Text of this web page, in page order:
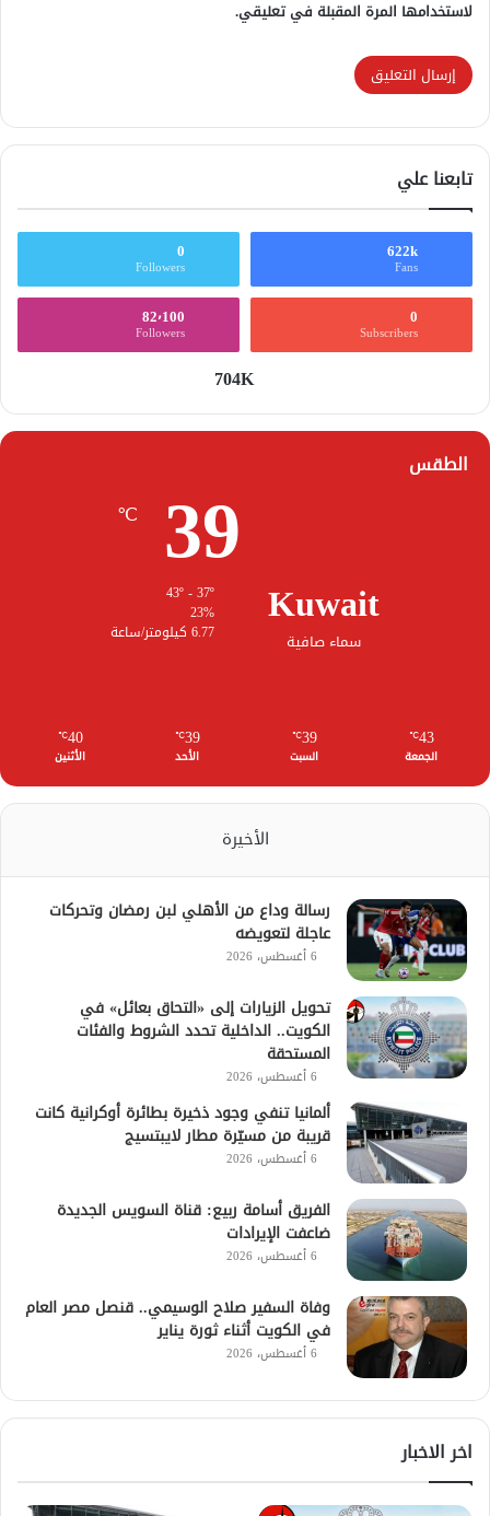
لاستخدامها المرة المقبلة في تعليقي.
تابعنا علي
622k
Fans
0
Followers
0
Subscribers
82٬100
Followers
704K
الطقس
Kuwait
سماء صافية
39
℃
23%
6.77 كيلومتر/ساعة
43
℃
الجمعة
39
℃
السبت
39
℃
الأحد
40
℃
الأثنين
الأخيرة
رسالة وداع من الأهلي لبن رمضان وتحركات
عاجلة لتعويضه
6 أغسطس، 2026
تحويل الزيارات إلى «التحاق بعائل» في
الكويت.. الداخلية تحدد الشروط والفئات
المستحقة
6 أغسطس، 2026
ألمانيا تنفي وجود ذخيرة بطائرة أوكرانية كانت
قريبة من مسيّرة مطار لايبتسيج
6 أغسطس، 2026
الفريق أسامة ربيع: قناة السويس الجديدة
ضاعفت الإيرادات
6 أغسطس، 2026
وفاة السفير صلاح الوسيمي.. قنصل مصر العام
في الكويت أثناء ثورة يناير
6 أغسطس، 2026
اخر الاخبار